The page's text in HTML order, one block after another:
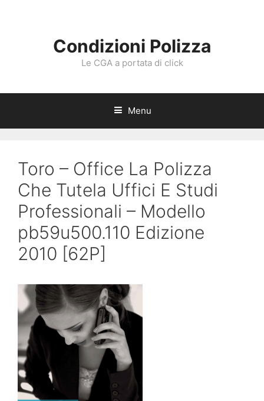
Condizioni Polizza
Le CGA a portata di click
Menu
Toro – Office La Polizza
Che Tutela Uffici E Studi
Professionali – Modello
pb59u500.110 Edizione
2010 [62P]